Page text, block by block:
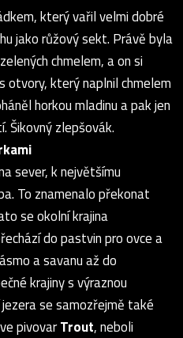
který vařil velmi dobré
jako růžový sekt. Právě byla
chmelem, a on si
otvory, který naplnil chmelem
horkou mladinu a pak jen
Šikovný zlepšovák.
sever, k největšímu
To znamenalo překonat
se okolní krajina
do pastvin pro ovce a
a savanu až do
krajiny s výraznou
se samozřejmě také
pivovarTrout, neboli